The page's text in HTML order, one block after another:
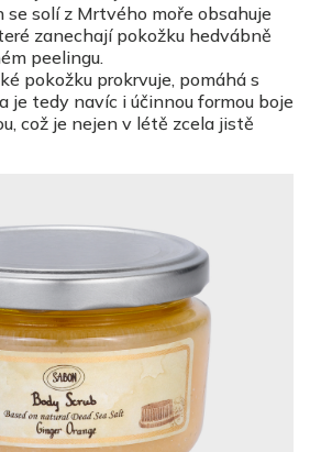
se solí z Mrtvého moře obsahuje
zanechají pokožku hedvábně
peelingu.
pokožku prokrvuje, pomáhá s
je tedy navíc i účinnou formou boje
což je nejen v létě zcela jistě